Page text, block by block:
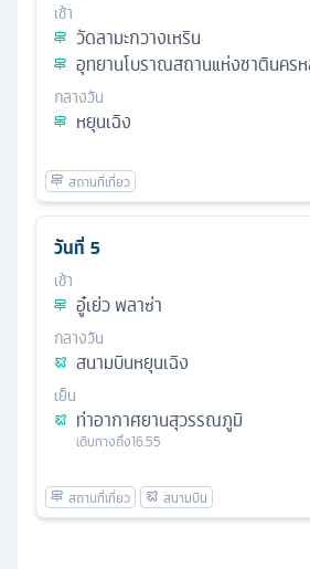
เช้า
วัดลามะกวางเหริน
อุทยานโบราณสถานแห่งชาตินคร
กลางวัน
หยุนเฉิง
วันที่ 5
เช้า
อู๋เย่ว พลาซ่า
กลางวัน
สนามบินหยุนเฉิง
เย็น
ท่าอากาศยานสุวรรณภูมิ
เดินทางถึง16.55